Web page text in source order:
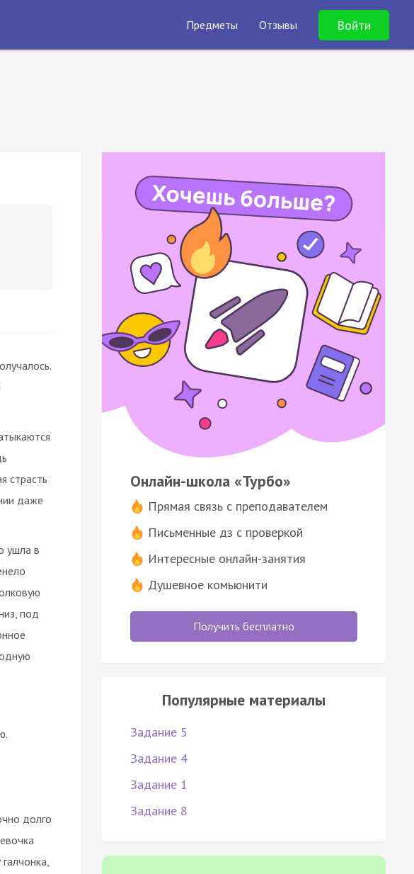
Предметы Отзывы Войти
страсть
даже
ушла в
под
долго
Онлайн-школа «Турбо»
Прямая связь с преподавателем
Письменные дз с проверкой
Интересные онлайн-занятия
Душевное комьюнити
Получить бесплатно
Популярные материалы
Задание 5
Задание 4
Задание 1
Задание 8